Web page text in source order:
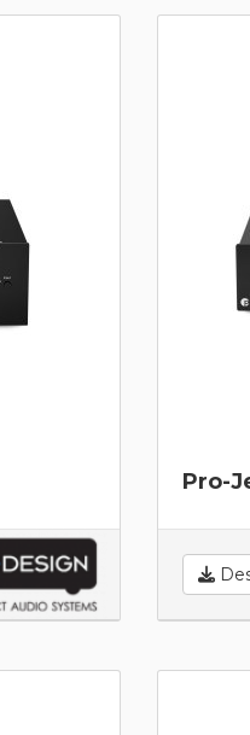
Pro-